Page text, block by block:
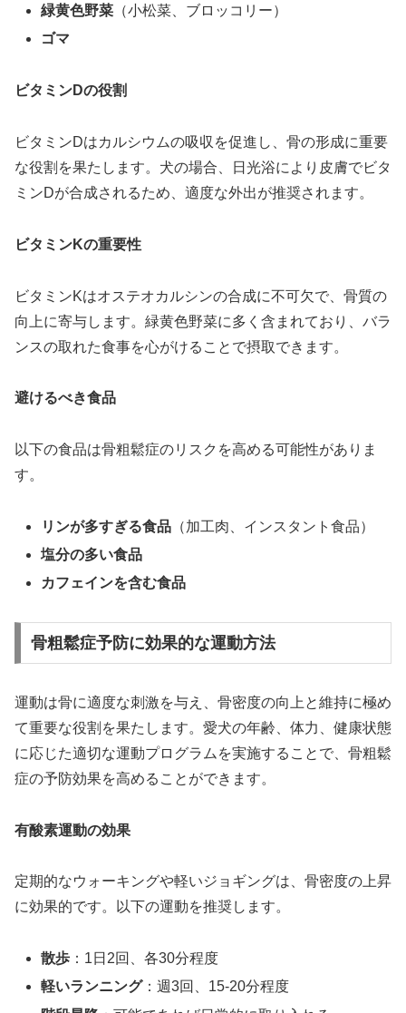
緑黄色野菜 （小松菜、ブロッコリー）
ゴマ
ビタミンDの役割
ビタミンDはカルシウムの吸収を促進し、骨の形成に重要
な役割を果たします。犬の場合、日光浴により皮膚でビタ
ミンDが合成されるため、適度な外出が推奨されます。
ビタミンKの重要性
ビタミンKはオステオカルシンの合成に不可欠で、骨質の
向上に寄与します。緑黄色野菜に多く含まれており、バラ
ンスの取れた食事を心がけることで摂取できます。
避けるべき食品
以下の食品は骨粗鬆症のリスクを高める可能性がありま
す。
リンが多すぎる食品 （加工肉、インスタント食品）
塩分の多い食品
カフェインを含む食品
骨粗鬆症予防に効果的な運動方法
運動は骨に適度な刺激を与え、骨密度の向上と維持に極め
て重要な役割を果たします。愛犬の年齢、体力、健康状態
に応じた適切な運動プログラムを実施することで、骨粗鬆
症の予防効果を高めることができます。
有酸素運動の効果
定期的なウォーキングや軽いジョギングは、骨密度の上昇
に効果的です。以下の運動を推奨します。
散歩 ：1日2回、各30分程度
軽いランニング：週3回、15-20分程度